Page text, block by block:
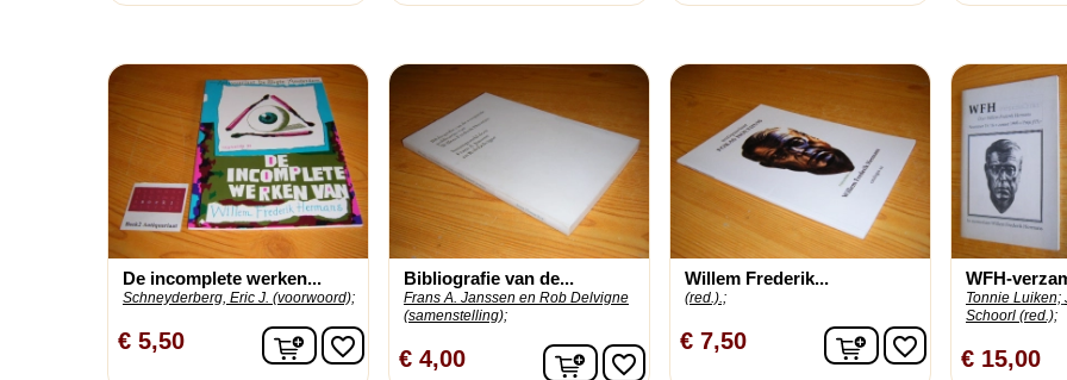
De incomplete werken...
Schneyderberg, Eric J. (voorwoord);
€ 5,50 In winkelwagen
favorite_border
Bibliografie van de...
Frans A. Janssen en Rob Delvigne
(samenstelling);
€ 4,00 In winkelwagen
favorite_border
Willem Frederik...
(red.).;
€ 7,50 In winkelwagen
favorite_border
WFH-
Tonnie Luiken;
Schoorl (red.);
€ 15,00